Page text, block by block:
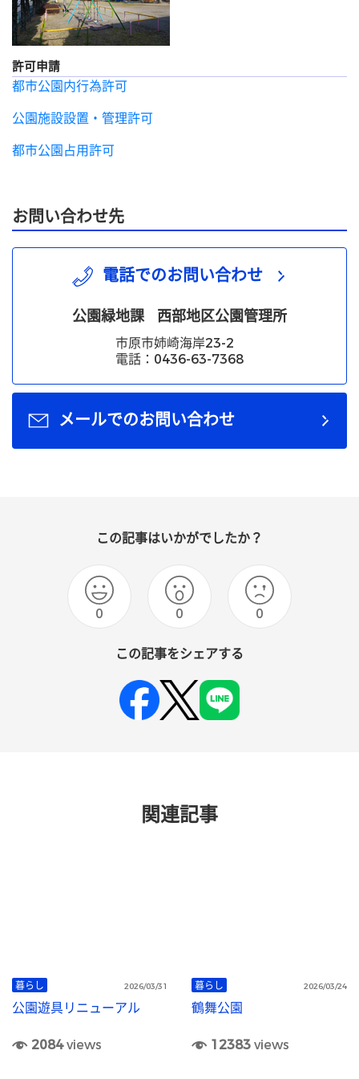
許可申請
都市公園内行為許可
公園施設設置・管理許可
都市公園占用許可
お問い合わせ先
電話でのお問い合わせ
公園緑地課 西部地区公園管理所
市原市姉崎海岸23-2
電話：0436-63-7368
メールでのお問い合わせ
この記事はいかがでしたか？
0 0 0
この記事をシェアする
関連記事
暮らし 2026/03/31
公園遊具リニューアル
2084views
暮らし 2026/03/24
鶴舞公園
12383views